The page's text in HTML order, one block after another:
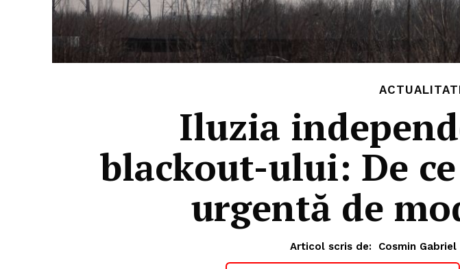
Iluzia
blackout-ului: De
urgentă de
Articol scris de: Cosmin Gabriel